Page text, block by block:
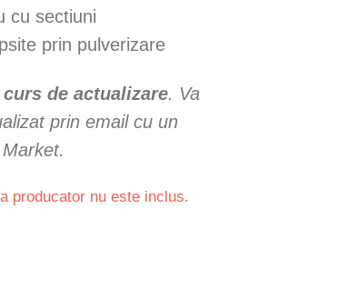
cu sectiuni
prin pulverizare
de actualizare. Va
prin email cu un
producator nu este inclus.